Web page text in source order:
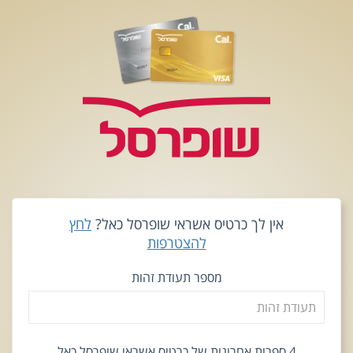
אין לך כרטיס אשראי שופרסל כאל? לחץ
להצטרפות
מספר תעודת זהות